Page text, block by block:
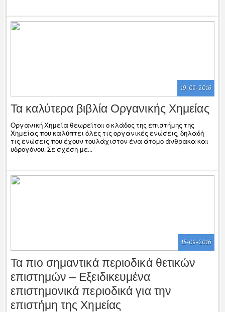
19-09-2016
Τα καλύτερα βιβλία Οργανικής Χημείας
Οργανική Χημεία θεωρείται ο κλάδος της επιστήμης της
Χημείας που καλύπτει όλες τις οργανικές ενώσεις, δηλαδή
τις ενώσεις που έχουν τουλάχιστον ένα άτομο άνθρακα και
υδρογόνου. Σε σχέση με...
15-09-2016
Τα πιο σημαντικά περιοδικά θετικών
επιστημών – Εξειδικευμένα
επιστημονικά περιοδικά για την
επιστήμη της Χημείας